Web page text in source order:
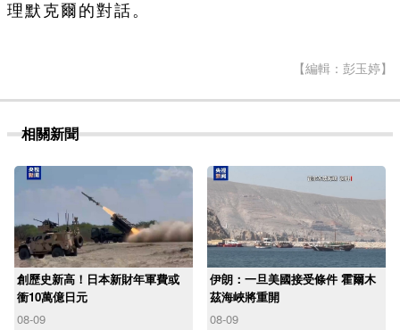
理默克爾的對話。
【編輯：彭玉婷】
相關新聞
創歷史新高！日本新財年軍費或
衝10萬億日元
08-09
伊朗：一旦美國接受條件 霍爾木
茲海峽將重開
08-09